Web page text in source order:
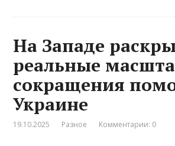
На Западе
реальные
сокращения
Украине
19.10.2025 Разное Комментарии: 0